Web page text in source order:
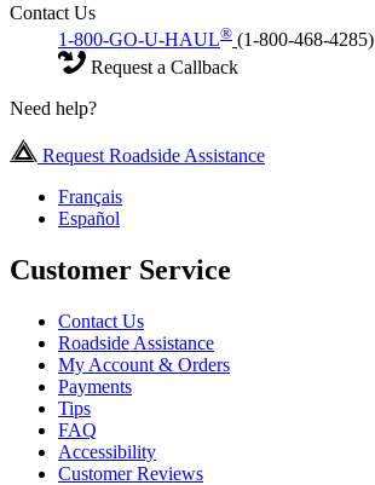
Contact Us
1-800-GO-U-HAUL® (1-800-468-4285)
Request a Callback
Need help?
Request Roadside Assistance
Français
Español
Customer Service
Contact Us
Roadside Assistance
My Account & Orders
Payments
Tips
FAQ
Accessibility
Customer Reviews